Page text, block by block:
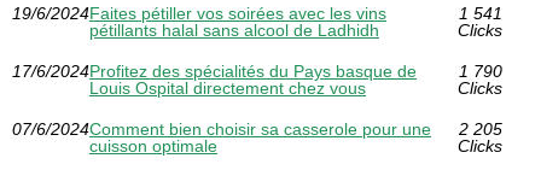
19/6/2024Faites pétiller vos soirées avec les vins
pétillants halal sans alcool de Ladhidh
1 541
Clicks
17/6/2024Profitez des spécialités du Pays basque de
Louis Ospital directement chez vous
1 790
Clicks
07/6/2024Comment bien choisir sa casserole pour une
cuisson optimale
2 205
Clicks